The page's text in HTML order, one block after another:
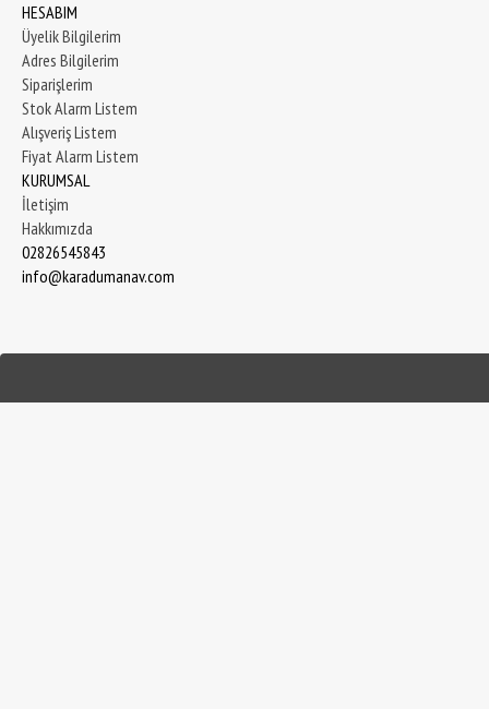
HESABIM
Üyelik Bilgilerim
Adres Bilgilerim
Siparişlerim
Stok Alarm Listem
Alışveriş Listem
Fiyat Alarm Listem
KURUMSAL
İletişim
Hakkımızda
02826545843
info@karadumanav.com